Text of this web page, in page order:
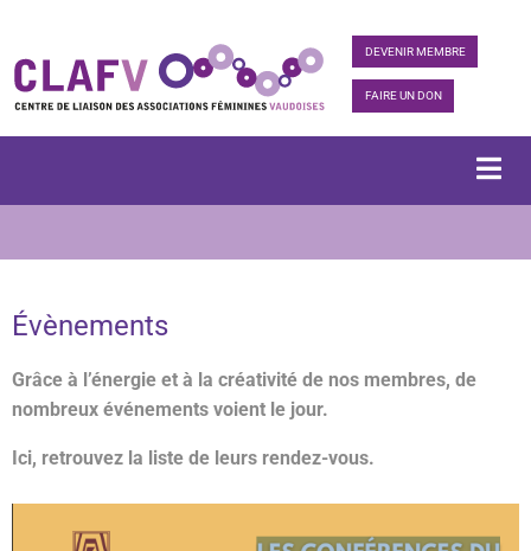
DEVENIR MEMBRE
FAIRE UN DON
Évènements
Grâce à l’énergie et à la créativité de nos membres, de
nombreux événements voient le jour.
Ici, retrouvez la liste de leurs rendez-vous.